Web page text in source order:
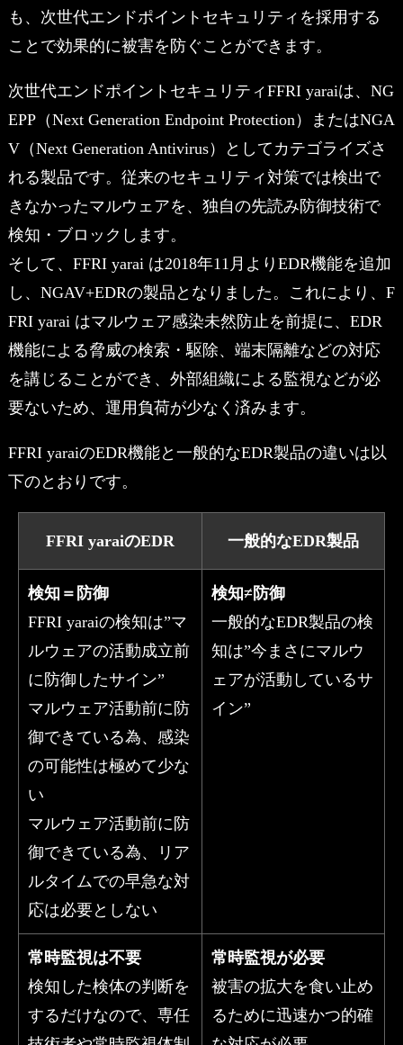
も、次世代エンドポイントセキュリティを採用する
ことで効果的に被害を防ぐことができます。
次世代エンドポイントセキュリティFFRI yaraiは、NG
EPP（Next Generation Endpoint Protection）またはNGA
V（Next Generation Antivirus）としてカテゴライズさ
れる製品です。従来のセキュリティ対策では検出で
きなかったマルウェアを、独自の先読み防御技術で
検知・ブロックします。
そして、FFRI yarai は2018年11月よりEDR機能を追加
し、NGAV+EDRの製品となりました。これにより、F
FRI yarai はマルウェア感染未然防止を前提に、EDR
機能による脅威の検索・駆除、端末隔離などの対応
を講じることができ、外部組織による監視などが必
要ないため、運用負荷が少なく済みます。
FFRI yaraiのEDR機能と一般的なEDR製品の違いは以
下のとおりです。
FFRI yaraiのEDR 一般的なEDR製品
検知＝防御
FFRI yaraiの検知は”マ
ルウェアの活動成立前
に防御したサイン”
マルウェア活動前に防
御できている為、感染
の可能性は極めて少な
い
マルウェア活動前に防
御できている為、リア
ルタイムでの早急な対
応は必要としない
検知≠防御
一般的なEDR製品の検
知は”今まさにマルウ
ェアが活動しているサ
イン”
常時監視は不要
検知した検体の判断を
するだけなので、専任
常時監視が必要
被害の拡大を食い止め
るために迅速かつ的確